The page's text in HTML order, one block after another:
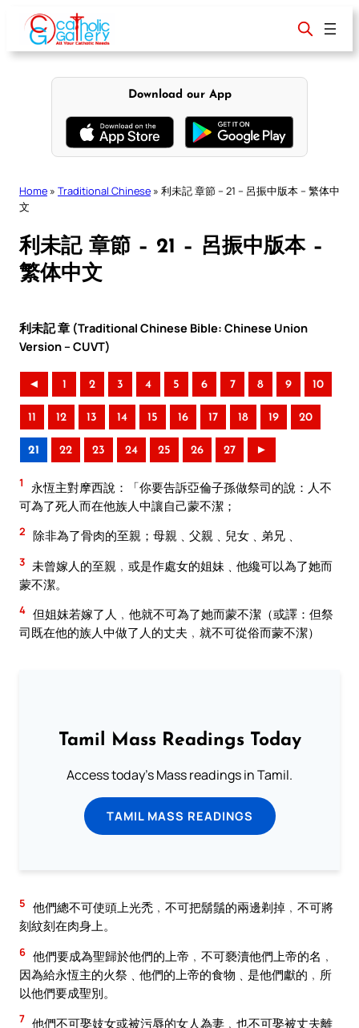
content
Download our App
Home » Traditional Chinese » 利未記 章節 – 21 – 呂振中版本 – 繁体中
文
利未記 章節 – 21 – 呂振中版本 –
繁体中文
利未記 章 (Traditional Chinese Bible: Chinese Union
Version – CUVT)
◄ 1 2 3 4 5 6 7 8 9 10
11 12 13 14 15 16 17 18 19 20
21 22 23 24 25 26 27 ►
1
永恆主對摩西說：「你要告訴亞倫子孫做祭司的說：人不
可為了死人而在他族人中讓自己蒙不潔；
2 除非為了骨肉的至親；母親﹑父親﹑兒女﹑弟兄﹑
3 未曾嫁人的至親﹐或是作處女的姐妹﹑他纔可以為了她而
蒙不潔。
4 但姐妺若嫁了人﹐他就不可為了她而蒙不潔（或譯：但祭
司既在他的族人中做了人的丈夫﹐就不可從俗而蒙不潔）
Tamil Mass Readings Today
Access today's Mass readings in Tamil.
TAMIL MASS READINGS
5 他們總不可使頭上光禿﹐不可把鬍鬚的兩邊剃掉﹐不可將
刻紋刻在肉身上。
6 他們要成為聖歸於他們的上帝﹐不可褻瀆他們上帝的名﹐
因為給永恆主的火祭﹑他們的上帝的食物﹑是他們獻的﹐所
以他們要成聖別。
7 他們不可娶妓女或被污辱的女人為妻﹐也不可娶被丈夫離